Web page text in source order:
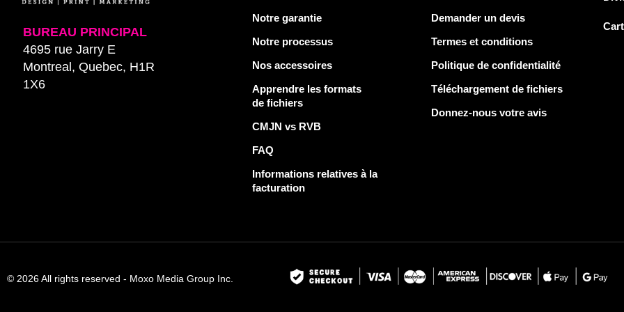
BUREAU PRINCIPAL
4695 rue Jarry E
Montreal, Quebec, H1R
1X6
Notre garantie
Notre processus
Nos accessoires
Apprendre les formats
de fichiers
CMJN vs RVB
FAQ
Informations relatives à la
facturation
Demander un devis
Termes et conditions
Politique de confidentialité
Téléchargement de fichiers
Donnez-nous votre avis
© 2026 All rights reserved - Moxo Media Group Inc.